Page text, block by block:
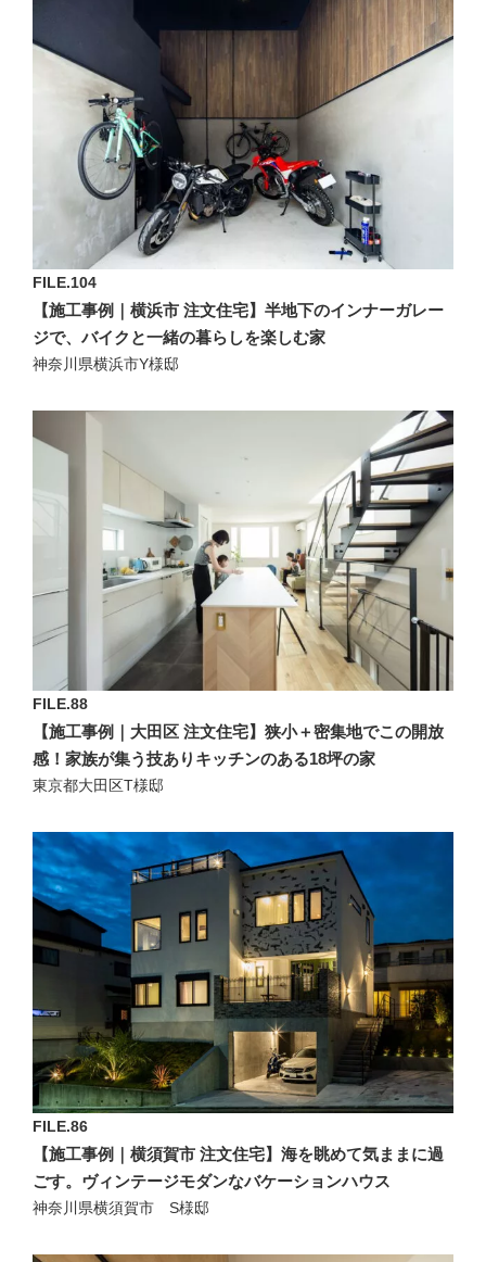
FILE.104
【施工事例｜横浜市 注文住宅】半地下のインナーガレー
ジで、バイクと一緒の暮らしを楽しむ家
神奈川県横浜市Y様邸
FILE.88
【施工事例｜大田区 注文住宅】狭小＋密集地でこの開放
感！家族が集う技ありキッチンのある18坪の家
東京都大田区T様邸
FILE.86
【施工事例｜横須賀市 注文住宅】海を眺めて気ままに過
ごす。ヴィンテージモダンなバケーションハウス
神奈川県横須賀市 S様邸